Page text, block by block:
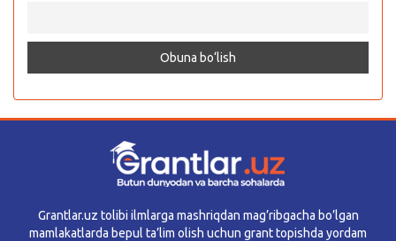
Grantlar.uz tolibi ilmlarga mashriqdan mag’ribgacha bo’lgan
mamlakatlarda bepul ta’lim olish uchun grant topishda yordam